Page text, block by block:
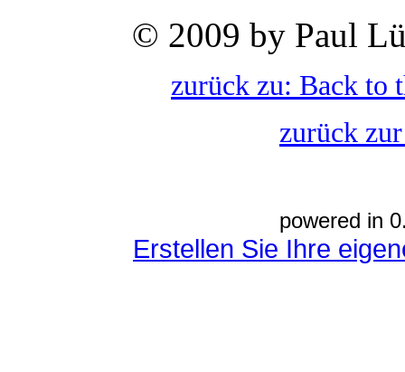
© 2009 by Paul
zurück zu: Back to
zurück
powered in
Erstellen Sie Ihre